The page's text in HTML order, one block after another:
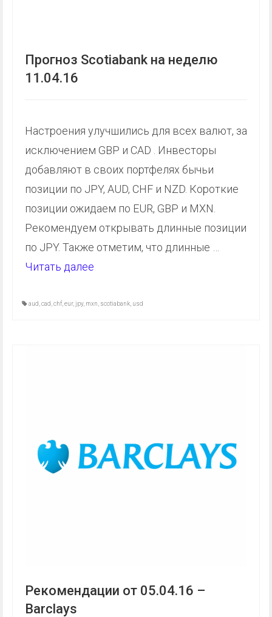
Прогноз Scotiabank на неделю
11.04.16
Настроения улучшились для всех валют, за
исключением GBP и CAD . Инвесторы
добавляют в своих портфелях бычьи
позиции по JPY, AUD, CHF и NZD. Короткие
позиции ожидаем по EUR, GBP и MXN.
Рекомендуем открывать длинные позиции
по JPY. Также отметим, что длинные …
Читать далее
aud cad chf eur, jpy, mxn scotiabank usd
Рекомендации от 05.04.16 –
Barclays